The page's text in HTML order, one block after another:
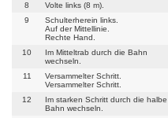
8
Volte links (8 m).
9
Schulterherein links.
Auf der Mittellinie.
Rechte Hand.
10
Im Mitteltrab durch die Bahn
wechseln.
11
Versammelter Schritt.
Versammelter Schritt.
12
Im starken Schritt durch die halbe
Bahn wechseln.